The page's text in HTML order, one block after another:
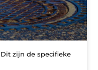
zijn de specifieke